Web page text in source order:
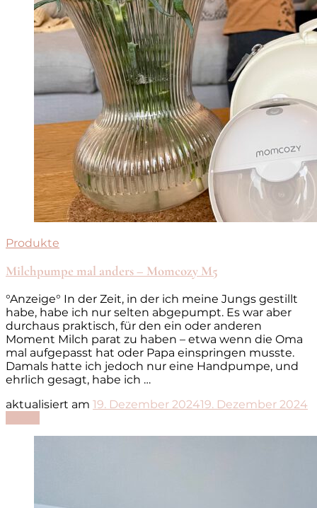
Produkte
Milchpumpe mal anders – Momcozy M5
°Anzeige° In der Zeit, in der ich meine Jungs gestillt
habe, habe ich nur selten abgepumpt. Es war aber
durchaus praktisch, für den ein oder anderen
Moment Milch parat zu haben – etwa wenn die Oma
mal aufgepasst hat oder Papa einspringen musste.
Damals hatte ich jedoch nur eine Handpumpe, und
ehrlich gesagt, habe ich …
aktualisiert am 19. Dezember 202419. Dezember 2024